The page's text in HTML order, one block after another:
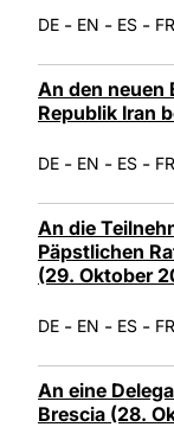
DE - EN - ES - FR
An den neuen
Republik Iran
DE - EN - ES - FR
An die
Päpstlichen
(29. Oktober
DE - EN - ES - FR
An eine
Brescia (28.